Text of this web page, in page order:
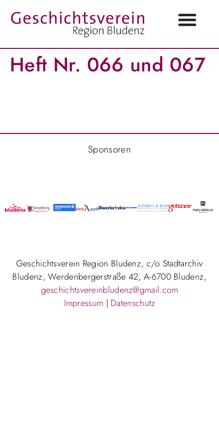
Heft Nr. 066 und 067
Sponsoren
Geschichtsverein Region Bludenz, c/o Stadtarchiv
Bludenz, Werdenbergerstraße 42, A-6700 Bludenz,
geschichtsvereinbludenz@gmail.com
Impressum | Datenschutz